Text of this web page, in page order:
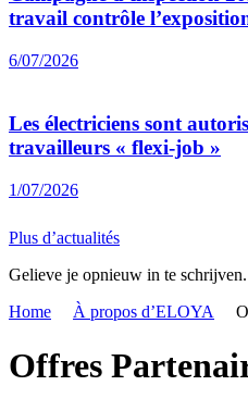
travail contrôle
6/07/2026
Les électriciens sont
travailleurs « flexi-job »
1/07/2026
Plus d’actualités
Gelieve je opnieuw in te schrijven.
Home
À propos d’ELOYA
Offres